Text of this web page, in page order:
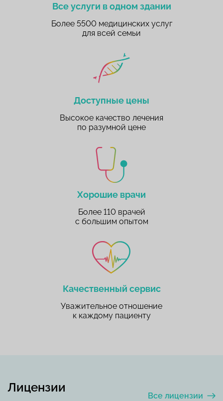
Все услуги в одном здании
Более 5500 медицинских услуг
для всей семьи
Доступные цены
Высокое качество лечения
по разумной цене
Хорошие врачи
Более 110 врачей
с большим опытом
Качественный сервис
Уважительное отношение
к каждому пациенту
Лицензии
Все лицензии